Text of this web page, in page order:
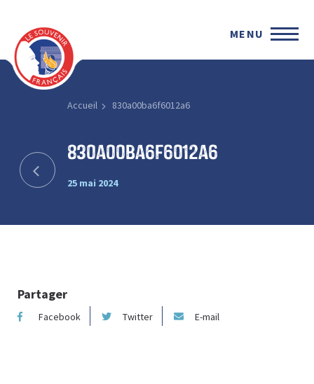
MENU
Accueil 830a00ba6f6012a6
830a00ba6f6012a6
25 mai 2024
Partager
Facebook Twitter E-mail